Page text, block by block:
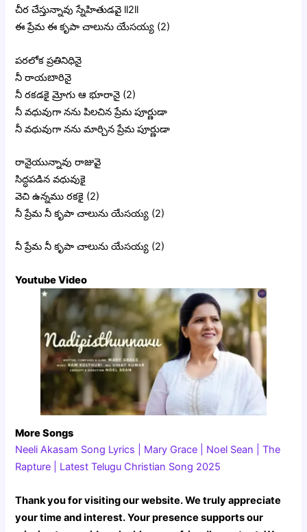
చీర చేస్తున్నావు స్నేహితుడవై ll2ll
ఈ ప్రేమ ఈ కృపా చాలును యేసయ్య (2)
పరలోక ప్రతినిధినై
నీ రాయబారినై
నీ రకడకై మ్రోగు ఆ భూరానై (2)
నీ వధువుగా నను పిలచిన ప్రేమ పూర్ణుడా
నీ వధువుగా నను మార్చిన ప్రేమ పూర్ణుడా
రానైయున్నావు రాజువై
సిద్ధపడిన వధువుకై
వెచి ఉన్నము రకకై (2)
నీ ప్రేమ నీ కృపా చాలును యేసయ్య (2)
నీ ప్రేమ నీ కృపా చాలును యేసయ్య (2)
Youtube Video
More Songs
Neeli Akasam Song Lyrics | Mary Grace | Noel Sean | The
Rapture | Latest Telugu Christian Song 2025
Thank you for visiting our website. We truly appreciate
your time and interest. Your presence supports our